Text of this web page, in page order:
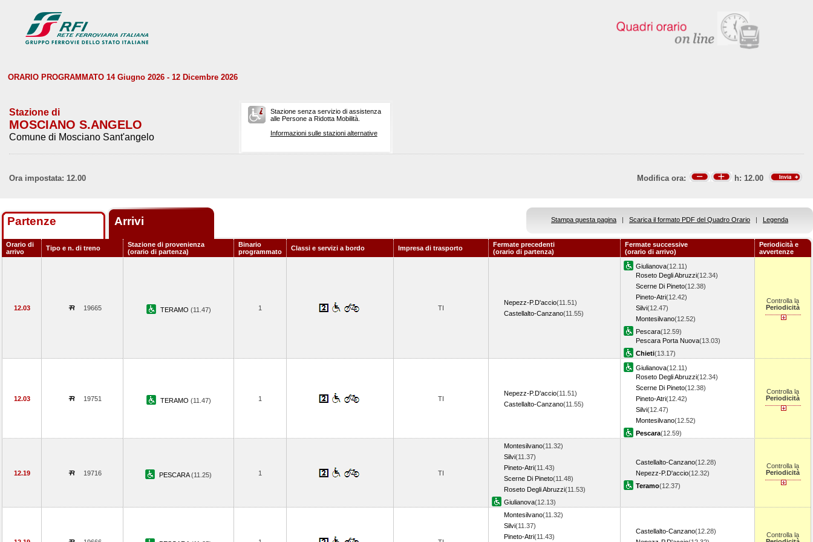
ORARIO PROGRAMMATO 14 Giugno 2026 - 12 Dicembre 2026
Stazione di
MOSCIANO S.ANGELO
Comune di Mosciano Sant'angelo
Stazione senza servizio di assistenza
alle Persone a Ridotta Mobilità.
Informazioni sulle stazioni alternative
Ora impostata: 12.00 Modifica ora: h: 12.00
Partenze Arrivi Stampa questa pagina | Scarica il formato PDF del Quadro Orario | Legenda
Orario di
arrivo
Tipo e n. di treno
Stazione di provenienza
(orario di partenza)
Binario
programmato
Classi e servizi a bordo Impresa di trasporto
Fermate precedenti
(orario di partenza)
Fermate successive
(orario di arrivo)
Periodicità e
avvertenze
12.03 19665 TERAMO (11.47) 1 TI
Nepezz-P.D'accio(11.51)
Castellalto-Canzano(11.55)
Giulianova(12.11)
Roseto Degli Abruzzi(12.34)
Scerne Di Pineto(12.38)
Pineto-Atri(12.42)
Silvi(12.47)
Montesilvano(12.52)
Pescara(12.59)
Pescara Porta Nuova(13.03)
Chieti(13.17)
Controlla la
Periodicità
12.03 19751 TERAMO (11.47) 1 TI
Nepezz-P.D'accio(11.51)
Castellalto-Canzano(11.55)
Giulianova(12.11)
Roseto Degli Abruzzi(12.34)
Scerne Di Pineto(12.38)
Pineto-Atri(12.42)
Silvi(12.47)
Montesilvano(12.52)
Pescara(12.59)
Controlla la
Periodicità
12.19 19716 PESCARA(11.25) 1 TI
Montesilvano(11.32)
Silvi(11.37)
Pineto-Atri(11.43)
Scerne Di Pineto(11.48)
Roseto Degli Abruzzi(11.53)
Giulianova(12.13)
Castellalto-Canzano(12.28)
Nepezz-P.D'accio(12.32)
Teramo(12.37)
Controlla la
Periodicità
Montesilvano(11.32)
Silvi(11.37)
Pineto-Atri(11.43)
Castellalto-Canzano(12.28)
Controlla la